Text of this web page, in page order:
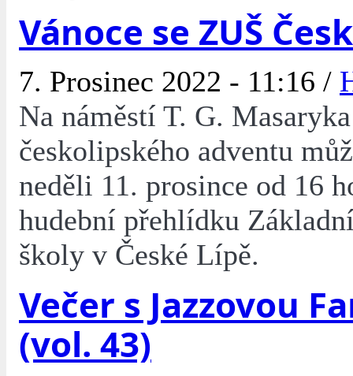
Vánoce se ZUŠ
7. Prosinec 2022 - 11:16 /
Na náměstí T. G.
českolipského adventu
neděli 11. prosince od 16
hudební přehlídku
školy v České Lípě.
Večer s Jazzovou
(vol. 43)